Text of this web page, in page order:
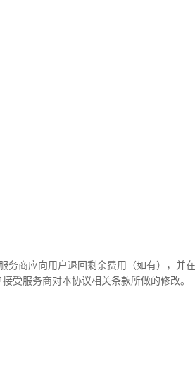
商应向用户退回剩余费用（如有），并
受服务商对本协议相关条款所做的修改。